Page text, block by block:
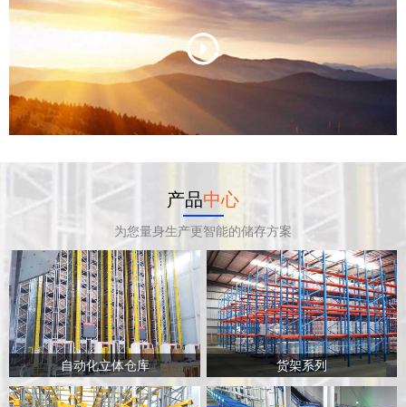
产品中心
为您量身生产更智能的储存方案
自动化立体仓库 货架系列